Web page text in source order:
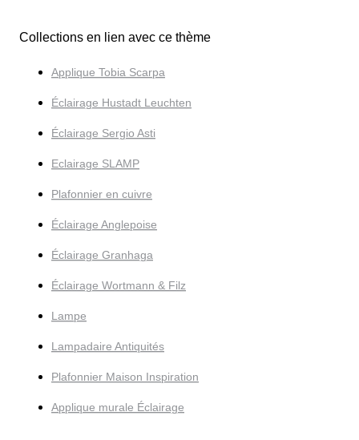
Collections en lien avec ce thème
Applique Tobia Scarpa
Éclairage Hustadt Leuchten
Éclairage Sergio Asti
Eclairage SLAMP
Plafonnier en cuivre
Éclairage Anglepoise
Éclairage Granhaga
Éclairage Wortmann & Filz
Lampe
Lampadaire Antiquités
Plafonnier Maison Inspiration
Applique murale Éclairage